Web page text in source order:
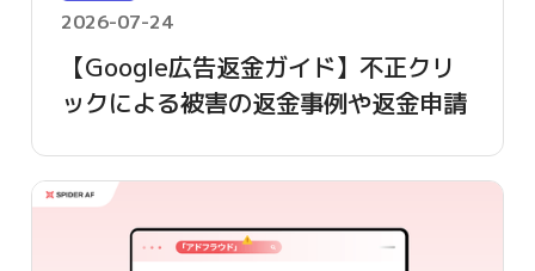
2026-07-24
【Google広告返金ガイド】不正クリ
ックによる被害の返金事例や返金申請